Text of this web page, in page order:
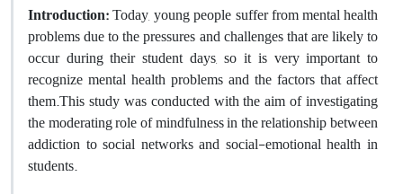
Introduction:Today, young people suffer from mental health
problems due to the pressures and challenges that are likely to
occur during their student days, so it is very important to
recognize mental health problems and the factors that affect
them.This study was conducted with the aim of investigating
the moderating role of mindfulness in the relationship between
addiction to social networks and social-emotional health in
students.